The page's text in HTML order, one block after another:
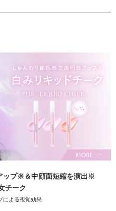
ップ※＆中顔面短縮を演出※
チーク
による視覚効果